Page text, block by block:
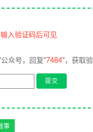
入验证码后可见
众号，回复"7484"，获取
事